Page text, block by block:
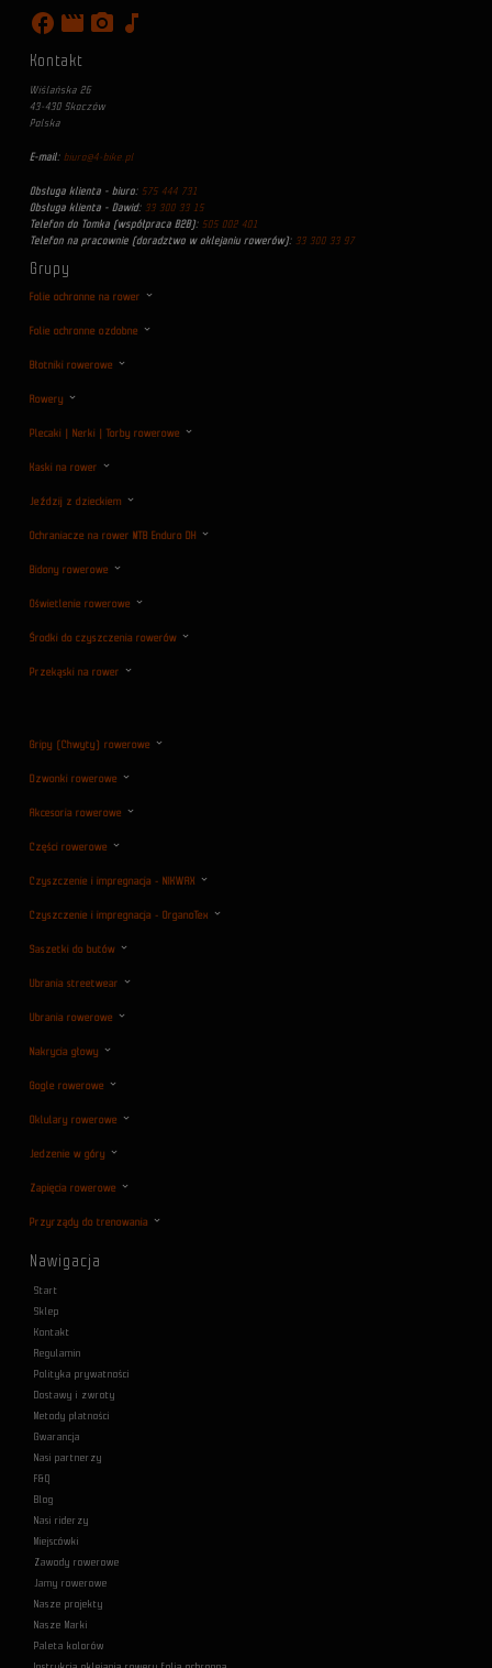
facebook movie photo_camera music_note
Kontakt
Wiślańska 26
43-430 Skoczów
Polska
E-mail: biuro@4-bike.pl
Obsługa klienta - biuro: 575 444 731
Obsługa klienta - Dawid: 33 300 33 15
Telefon do Tomka (współpraca B2B): 505 002 401
Telefon na pracownie (doradztwo w oklejaniu rowerów): 33 300 33 97
Grupy
Folie ochronne na rower
Folie ochronne ozdobne
Błotniki rowerowe
Rowery
Plecaki | Nerki | Torby rowerowe
Kaski na rower
Jeździj z dzieckiem
Ochraniacze na rower MTB Enduro DH
Bidony rowerowe
Oświetlenie rowerowe
Środki do czyszczenia rowerów
Przekąski na rower
Gripy (Chwyty) rowerowe
Dzwonki rowerowe
Akcesoria rowerowe
Części rowerowe
Czyszczenie i impregnacja - NIKWAX
Czyszczenie i impregnacja - OrganoTex
Saszetki do butów
Ubrania streetwear
Ubrania rowerowe
Nakrycia głowy
Gogle rowerowe
Oklulary rowerowe
Jedzenie w góry
Zapięcia rowerowe
Przyrządy do trenowania
Nawigacja
Start
Sklep
Kontakt
Regulamin
Polityka prywatności
Dostawy i zwroty
Metody płatności
Gwarancja
Nasi partnerzy
F&Q
Blog
Nasi riderzy
Miejscówki
Zawody rowerowe
Jamy rowerowe
Nasze projekty
Nasze Marki
Paleta kolorów